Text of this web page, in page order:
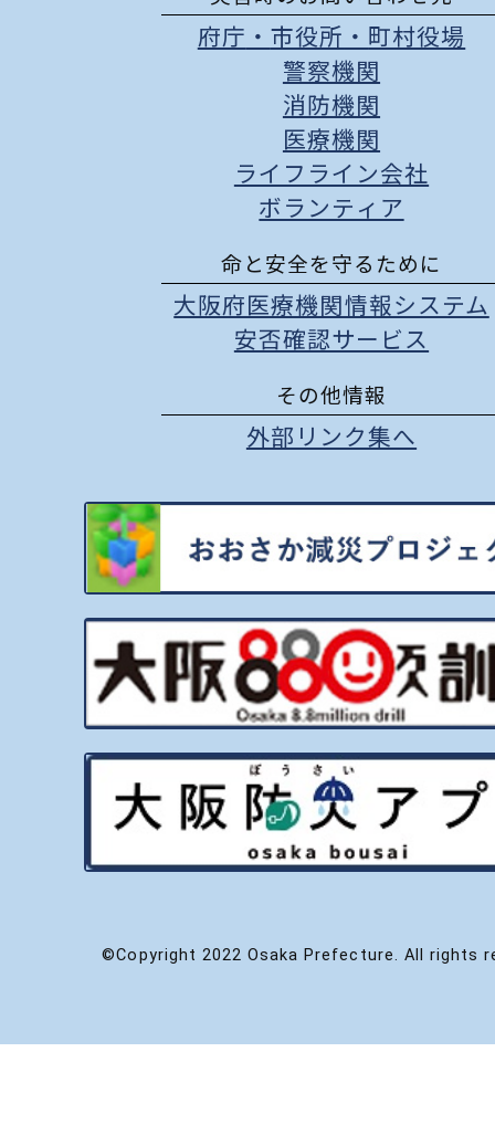
府庁 ・ 市役所 ・ 町村役場
警察機関
消防機関
医療機関
ライフライン会社
ボランティア
命と安全を守るために
大阪府医療機関情報システム
安否確認サービス
その他情報
外部リンク集へ
©Copyright 2022 Osaka Prefecture. All rights